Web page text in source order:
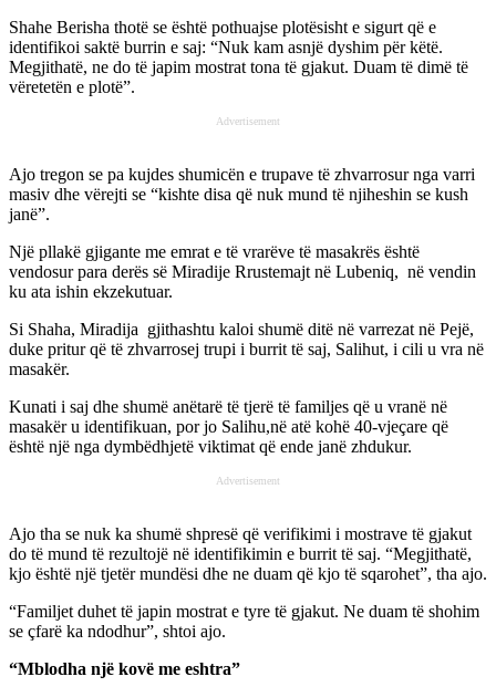
Shahe Berisha thotë se është pothuajse plotësisht e sigurt që e
identifikoi saktë burrin e saj: “Nuk kam asnjë dyshim për këtë.
Megjithatë, ne do të japim mostrat tona të gjakut. Duam të dimë të
vëretetën e plotë”.
Advertisement
Ajo tregon se pa kujdes shumicën e trupave të zhvarrosur nga varri
masiv dhe vërejti se “kishte disa që nuk mund të njiheshin se kush
janë”.
Një pllakë gjigante me emrat e të vrarëve të masakrës është
vendosur para derës së Miradije Rrustemajt në Lubeniq, në vendin
ku ata ishin ekzekutuar.
Si Shaha, Miradija gjithashtu kaloi shumë ditë në varrezat në Pejë,
duke pritur që të zhvarrosej trupi i burrit të saj, Salihut, i cili u vra në
masakër.
Kunati i saj dhe shumë anëtarë të tjerë të familjes që u vranë në
masakër u identifikuan, por jo Salihu,në atë kohë 40-vjeçare që
është një nga dymbëdhjetë viktimat që ende janë zhdukur.
Advertisement
Ajo tha se nuk ka shumë shpresë që verifikimi i mostrave të gjakut
do të mund të rezultojë në identifikimin e burrit të saj. “Megjithatë,
kjo është një tjetër mundësi dhe ne duam që kjo të sqarohet”, tha ajo.
“Familjet duhet të japin mostrat e tyre të gjakut. Ne duam të shohim
se çfarë ka ndodhur”, shtoi ajo.
“Mblodha një kovë me eshtra”